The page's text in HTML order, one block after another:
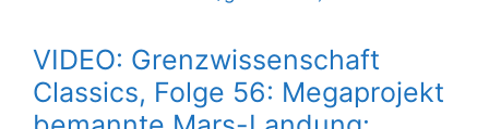
VIDEO: Grenzwissenschaft
Classics, Folge 56: Megaprojekt